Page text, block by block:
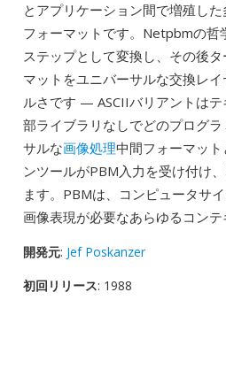
とアプリケーション間で増殖し
フォーマットです。Netpbmの
ステップとして変換し、その後
マットをユニバーサルな交換レ
ルさです — ASCIIバリアントは
部ライブラリなしでどのプログ
サルな画像処理中間フォーマッ
ンツールがPBM入力を受け付け
ます。PBMは、コンピュータサ
画像表現が必要なあらゆるコンテ
開発元: Jef Poskanzer
初回リリース: 1988